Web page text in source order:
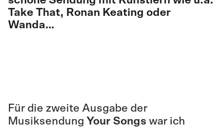
Take That, Ronan Keating oder
Wanda…
Für die zweite Ausgabe der
Musiksendung Your Songs war ich